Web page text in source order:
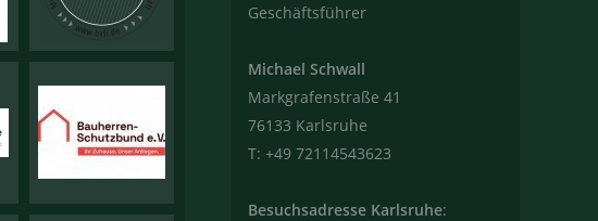
Geschäftsführer
Michael Schwall
Markgrafenstraße 41
76133 Karlsruhe
T: +49 72114543623
Besuchsadresse Karlsruhe: